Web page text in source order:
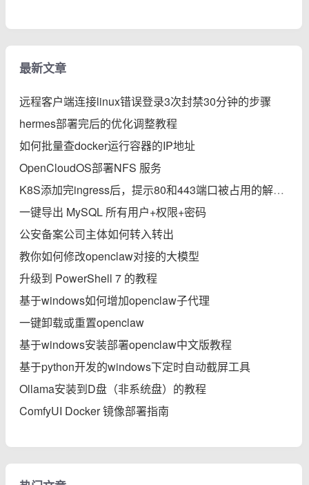
最新文章
远程客户端连接linux错误登录3次封禁30分钟的步骤
hermes部署完后的优化调整教程
如何批量查docker运行容器的IP地址
OpenCloudOS部署NFS 服务
K8S添加完ingress后，提示80和443端口被占用的解决办法
一键导出 MySQL 所有用户+权限+密码
公安备案公司主体如何转入转出
教你如何修改openclaw对接的大模型
升级到 PowerShell 7 的教程
基于windows如何增加openclaw子代理
一键卸载或重置openclaw
基于windows安装部署openclaw中文版教程
基于python开发的windows下定时自动截屏工具
Ollama安装到D盘（非系统盘）的教程
ComfyUI Docker 镜像部署指南